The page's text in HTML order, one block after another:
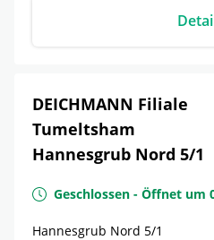
DEICHMANN Filiale
Tumeltsham
Hannesgrub Nord 5/1
Geschlossen - Öffnet um
Hannesgrub Nord 5/1